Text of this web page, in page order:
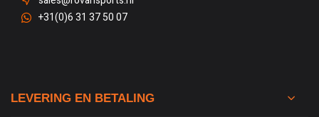
+31(0)6 31 37 50 07
LEVERING EN BETALING